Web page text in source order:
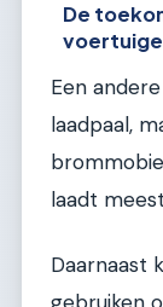
De
Een
laadpaal,
laadt
Daarnaast